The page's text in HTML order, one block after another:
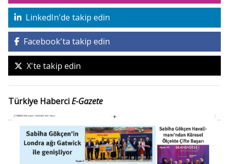
LinkedIn'de takip edin
Facebook'ta takip edin
X'te takip edin
Türkiye HaberciE-Gazete